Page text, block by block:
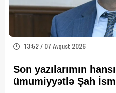
13:52 / 07 Avqust 2026
Son yazılarımın
ümumiyyətlə Şah